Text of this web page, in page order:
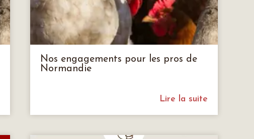
Nos engagements pour les pros de
Normandie
Lire la suite